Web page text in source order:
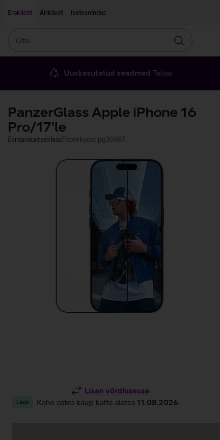
Eraklient
Äriklient Iseteenindus
Otsin
Uuskasutatud seadmed Telias
PanzerGlass Apple iPhone 16
Pro/17'le
EkraanikaitseklaasTootekood: pg30687
Lisan võrdlusesse
Laos Kohe ostes kaup kätte alates 11.08.2026